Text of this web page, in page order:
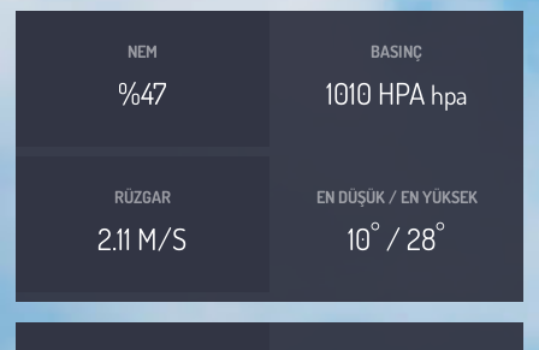
NEM
%47
BASINÇ
1010 HPA hpa
RÜZGAR
2.11 M/S
EN DÜŞÜK / EN YÜKSEK
10° / 28°
Vefat İlanları